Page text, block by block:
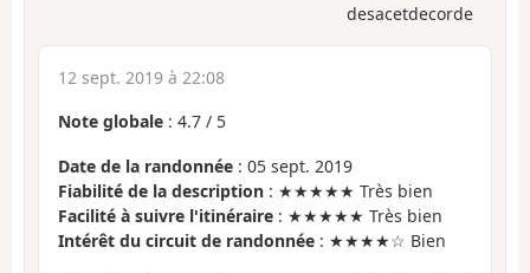
desacetdecorde
12 sept. 2019 à 22:08
Note globale : 4.7 / 5
Date de la randonnée : 05 sept. 2019
Fiabilité de la description : ★★★★★ Très bien
Facilité à suivre l'itinéraire : ★★★★★ Très bien
Intérêt du circuit de randonnée : ★★★★☆ Bien